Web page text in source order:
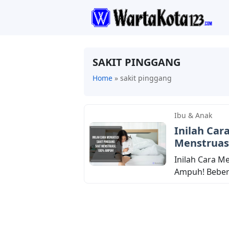
SAKIT PINGGANG
Home » sakit pinggang
Ibu & Anak
Inilah
Inilah Cara
Ampuh!